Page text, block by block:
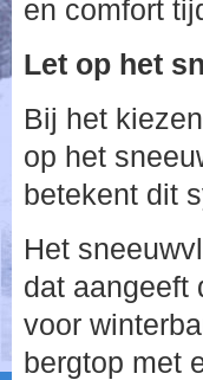
en comfort
Let op het
Bij het
op het
betekent dit
Het
dat aangeeft
voor
bergtop met